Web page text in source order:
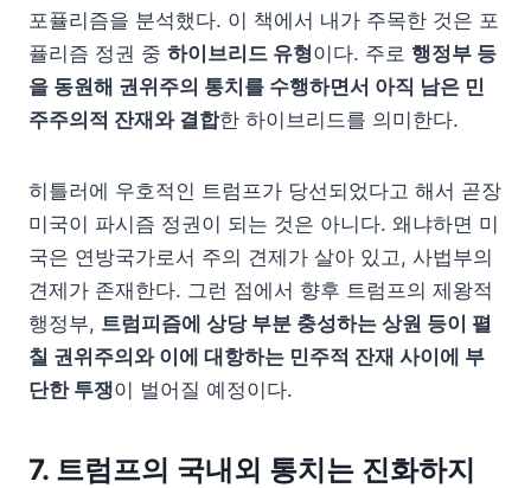
포퓰리즘을 분석했다. 이 책에서 내가 주목한 것은 포
퓰리즘 정권 중 하이브리드 유형이다. 주로 행정부 등
을 동원해 권위주의 통치를 수행하면서 아직 남은 민
주주의적 잔재와 결합한 하이브리드를 의미한다.
히틀러에 우호적인 트럼프가 당선되었다고 해서 곧장
미국이 파시즘 정권이 되는 것은 아니다. 왜냐하면 미
국은 연방국가로서 주의 견제가 살아 있고, 사법부의
견제가 존재한다. 그런 점에서 향후 트럼프의 제왕적
행정부, 트럼피즘에 상당 부분 충성하는 상원 등이 펼
칠 권위주의와 이에 대항하는 민주적 잔재 사이에 부
단한 투쟁이 벌어질 예정이다.
7. 트럼프의 국내외 통치는 진화하지